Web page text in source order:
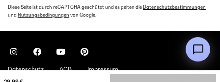
Diese Seite ist durch reCAPTCHA geschützt und es gelten die Datenschutzbestimmungen
und Nutzungsbedingungen von Google.
Datenschutz AGB Impressum